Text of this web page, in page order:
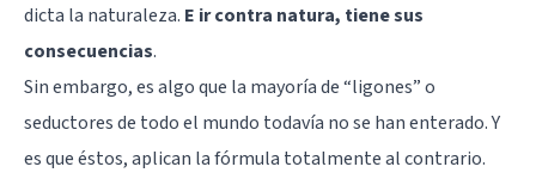
dicta la naturaleza. E ir contra natura, tiene sus
consecuencias.
Sin embargo, es algo que la mayoría de “ligones” o
seductoresde todo el mundo todavía no se han enterado. Y
es que éstos, aplican la fórmula totalmente al contrario.